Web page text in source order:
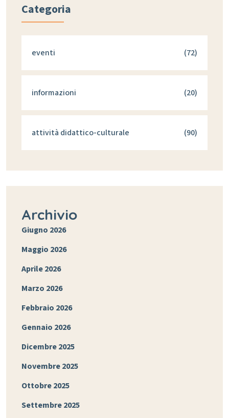
Categoria
eventi (72)
informazioni (20)
attività didattico-culturale (90)
Archivio
Giugno 2026
Maggio 2026
Aprile 2026
Marzo 2026
Febbraio 2026
Gennaio 2026
Dicembre 2025
Novembre 2025
Ottobre 2025
Settembre 2025